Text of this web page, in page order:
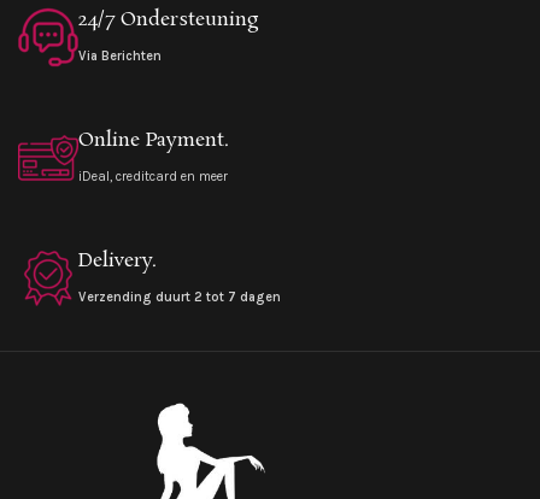
24/7 Ondersteuning
Via Berichten
Online Payment.
iDeal, creditcard en meer
Delivery.
Verzending duurt 2 tot 7 dagen